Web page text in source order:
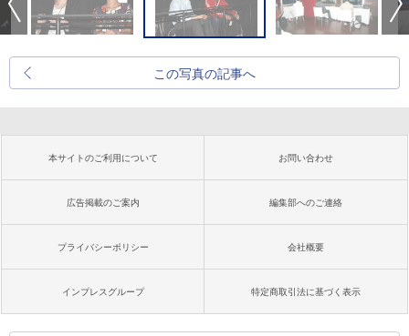
この写真の記事へ
本サイトのご利用について お問い合わせ
広告掲載のご案内 編集部へのご連絡
プライバシーポリシー 会社概要
インプレスグループ 特定商取引法に基づく表示